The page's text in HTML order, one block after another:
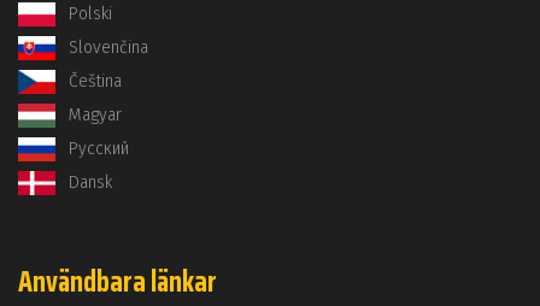
Polski
Slovenčina
Čeština
Magyar
Русский
Dansk
Användbara länkar